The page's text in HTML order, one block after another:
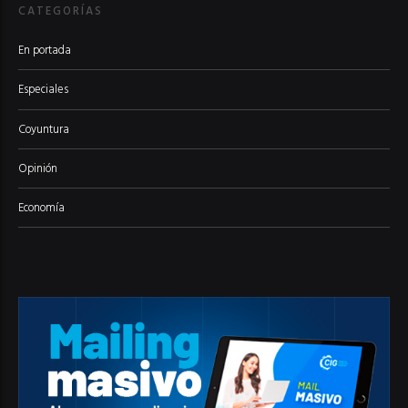
CATEGORÍAS
En portada
Especiales
Coyuntura
Opinión
Economía